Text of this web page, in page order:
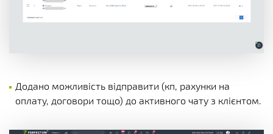
Додано можливість відправити (кп, рахунки на
оплату, договори тощо) до активного чату з клієнтом.